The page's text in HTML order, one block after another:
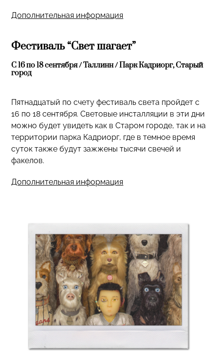
Дополнительная информация
Фестиваль “Свет шагает”
С 16 по 18 сентября / Таллинн / Парк Кадриорг, Старый
город
Пятнадцатый по счету фестиваль света пройдет с
16 по 18 сентября. Световые инсталляции в эти дни
можно будет увидеть как в Старом городе, так и на
территории парка Кадриорг, где в темное время
суток также будут зажжены тысячи свечей и
факелов.
Дополнительная информация